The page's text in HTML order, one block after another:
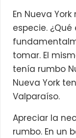
En Nueva
especie.
tomar. El
tenía rumbo
Nueva York
Valparaíso.
Apreciar la
rumbo. En un